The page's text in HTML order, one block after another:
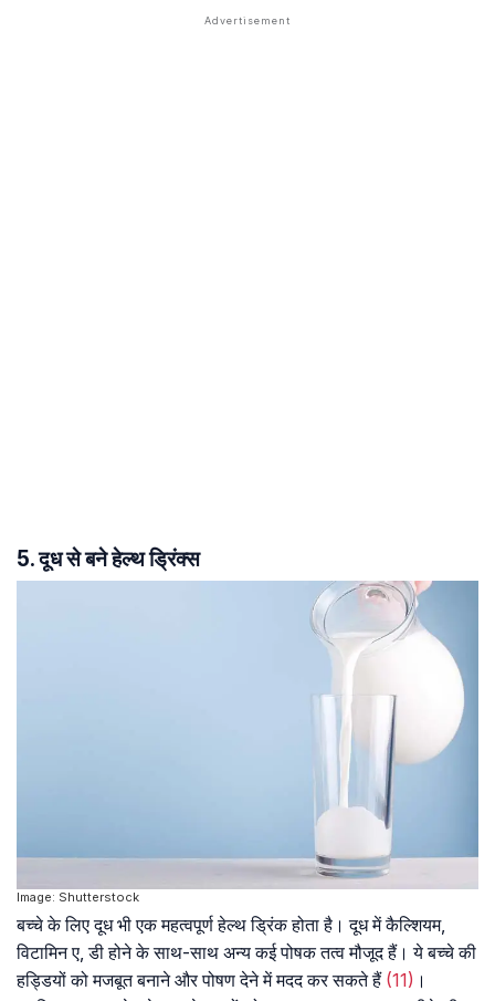
5. दूध से बने हेल्थ ड्रिंक्स
Image: Shutterstock
बच्चे के लिए दूध भी एक महत्वपूर्ण हेल्थ ड्रिंक होता है। दूध में कैल्शियम,
विटामिन ए, डी होने के साथ-साथ अन्य कई पोषक तत्व मौजूद हैं। ये बच्चे की
हड्डियों को मजबूत बनाने और पोषण देने में मदद कर सकते हैं (11) ।